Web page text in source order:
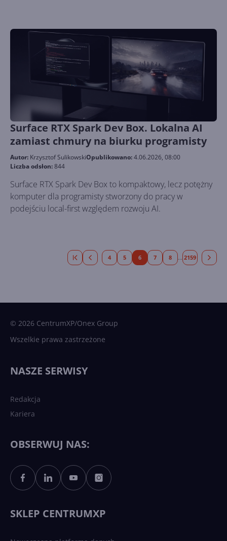
Surface RTX Spark Dev Box. Lokalna AI
zamiast chmury na biurku programisty
Autor: Krzysztof SulikowskiOpublikowano:4.06.2026, 08:00
Liczba odsłon:844
Surface RTX Spark Dev Box to kompaktowy, lecz potężny
komputer dla programisty stworzony do pracy w
podejściu local-first względem rozwoju AI.
4 5 6 7 8 ... 2159
© 2026 CentrumXP/Onex Group
Wszelkie prawa zastrzeżone
NASZE SERWISY
Redakcja
Kariera
OBSERWUJ NAS:
SKLEP CENTRUMXP